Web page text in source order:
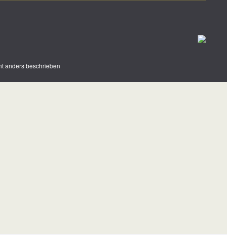
anders beschrieben